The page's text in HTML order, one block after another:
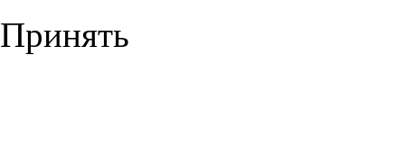
Принять